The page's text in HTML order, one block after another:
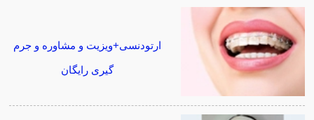
ارتودنسی+ویزیت و مشاوره و جرم
گیری رایگان